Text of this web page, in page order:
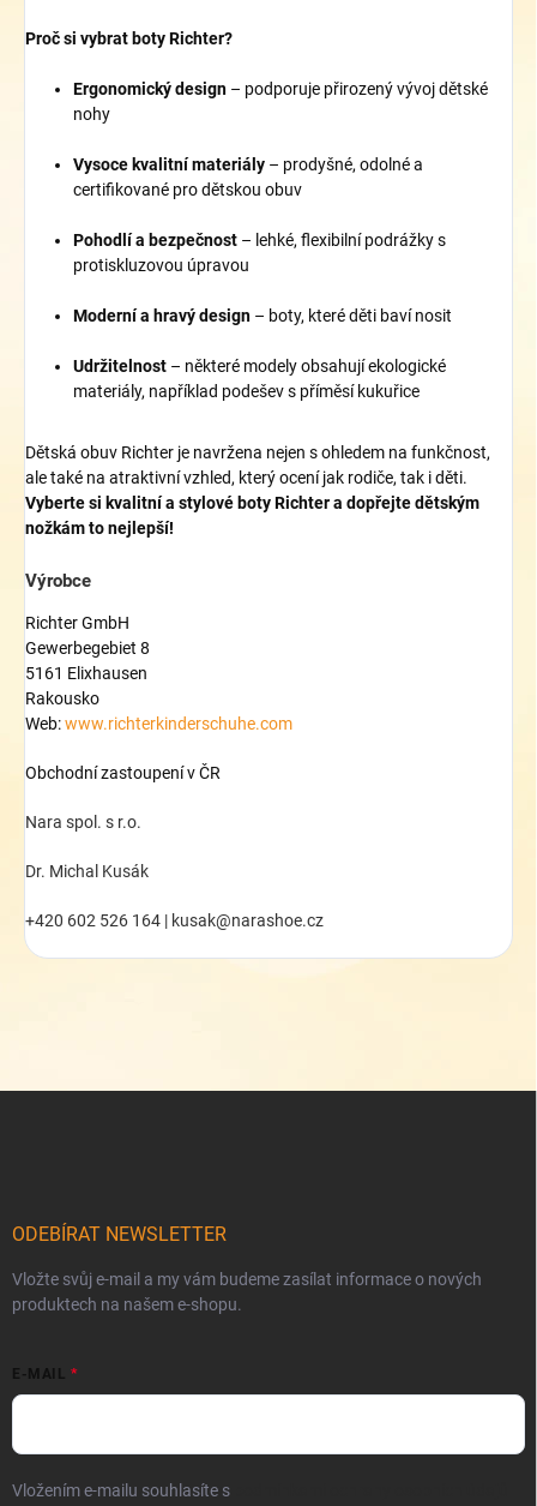
Proč si vybrat boty Richter?
Ergonomický design – podporuje přirozený vývoj dětské
nohy
Vysoce kvalitní materiály – prodyšné, odolné a
certifikované pro dětskou obuv
Pohodlí a bezpečnost – lehké, flexibilní podrážky s
protiskluzovou úpravou
Moderní a hravý design – boty, které děti baví nosit
Udržitelnost – některé modely obsahují ekologické
materiály, například podešev s příměsí kukuřice
Dětská obuv Richter je navržena nejen s ohledem na funkčnost,
ale také na atraktivní vzhled, který ocení jak rodiče, tak i děti.
Vyberte si kvalitní a stylové boty Richter a dopřejte dětským
nožkám to nejlepší!
Výrobce
Richter GmbH
Gewerbegebiet 8
5161 Elixhausen
Rakousko
Web:www.richterkinderschuhe.com
Obchodní zastoupení v ČR
Nara spol. s r.o.
Dr. Michal Kusák
+420 602 526 164 | kusak@narashoe.cz
ODEBÍRAT NEWSLETTER
Vložte svůj e-mail a my vám budeme zasílat informace o nových
produktech na našem e-shopu.
E-MAIL
Vložením e-mailu souhlasíte s